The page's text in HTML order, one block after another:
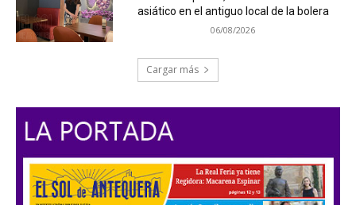
asiático en el antiguo local de la bolera
06/08/2026
Cargar más